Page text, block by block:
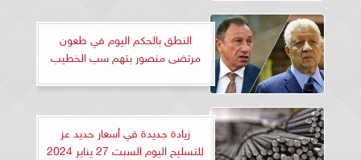
النطق بالحكم اليوم في طعون
مرتضى منصور بتهم سب الخطيب
زيادة جديدة في أسعار حديد عز
للتسليح اليوم السبت 27 يناير 2024